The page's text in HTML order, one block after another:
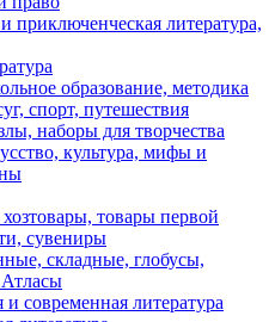
приключенческая литература,
образование, методика
спорт, путешествия
наборы для творчества
культура, мифы и
товары первой
сувениры
складные, глобусы,
и современная литература